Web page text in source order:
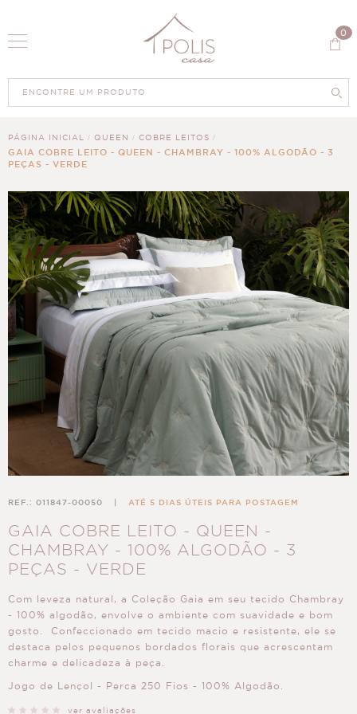
0
PÁGINA INICIAL QUEEN COBRE LEITOS
GAIA COBRE LEITO - QUEEN - CHAMBRAY - 100% ALGODÃO - 3
PEÇAS - VERDE
REF.: 011847-00050 ATÉ 5 DIAS ÚTEIS PARA POSTAGEM
GAIA COBRE LEITO - QUEEN -
CHAMBRAY - 100% ALGODÃO - 3
PEÇAS - VERDE
Com leveza natural, a Coleção Gaia em seu tecido Chambray
- 100% algodão, envolve o ambiente com suavidade e bom
gosto. Confeccionado em tecido macio e resistente, ele se
destaca pelos pequenos bordados florais que acrescentam
charme e delicadeza à peça.
Jogo de Lençol - Perca 250 Fios - 100% Algodão.
ver avaliações